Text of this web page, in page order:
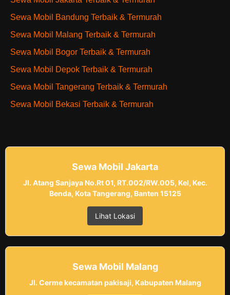
Sewa Mobil Bandung Terbaik & Termurah
Sewa Mobil Malang Terbaik & Termurah
Sewa Mobil Bogor Terbaik & Termurah
Sewa Mobil Depok Terbaik & Termurah
Sewa Mobil Tangerang Terbaik & Termurah
Sewa Mobil Bekasi Terbaik & Termurah
Sewa Mobil Jakarta
Jl. Atang Sanjaya No.Rt 01, RT.002/RW.005, Kel, Kec.
Benda, Kota Tangerang, Banten 15125
Lihat Lokasi
Sewa Mobil Malang
Jl. Cerme kecamatan pakisaji, Kabupaten Malang